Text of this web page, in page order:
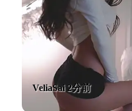
VeliaSai 2分前